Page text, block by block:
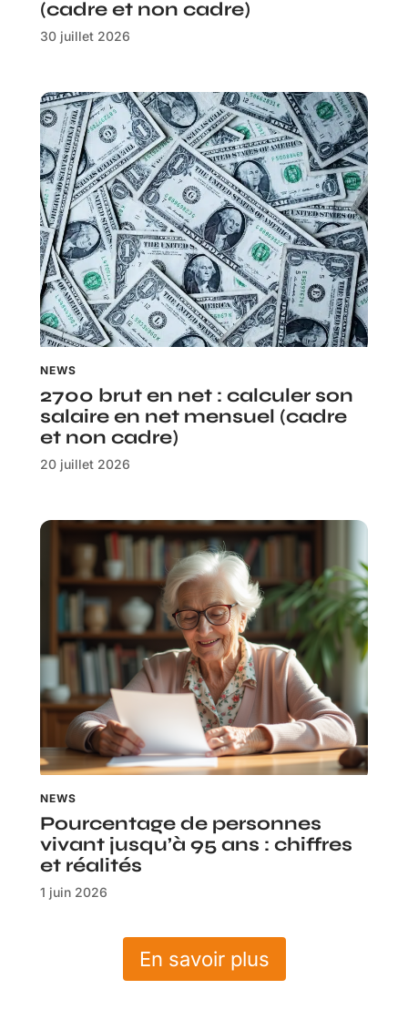
(cadre et non cadre)
30 juillet 2026
NEWS
2700 brut en net : calculer son
salaire en net mensuel (cadre
et non cadre)
20 juillet 2026
NEWS
Pourcentage de personnes
vivant jusqu’à 95 ans : chiffres
et réalités
1 juin 2026
En savoir plus